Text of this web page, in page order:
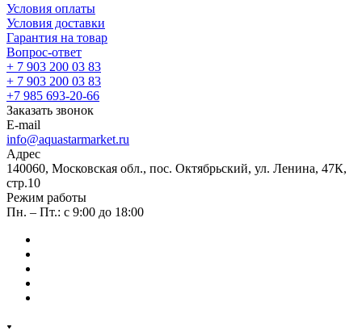
Условия оплаты
Условия доставки
Гарантия на товар
Вопрос-ответ
+ 7 903 200 03 83
+ 7 903 200 03 83
+7 985 693-20-66
Заказать звонок
E-mail
info@aquastarmarket.ru
Адрес
140060, Московская обл., пос. Октябрьский, ул. Ленина, 47К,
стр.10
Режим работы
Пн. – Пт.: с 9:00 до 18:00